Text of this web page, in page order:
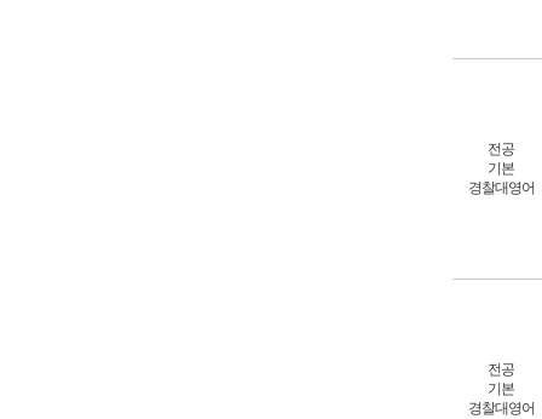
전공
기본
경찰대영어
전공
기본
경찰대영어